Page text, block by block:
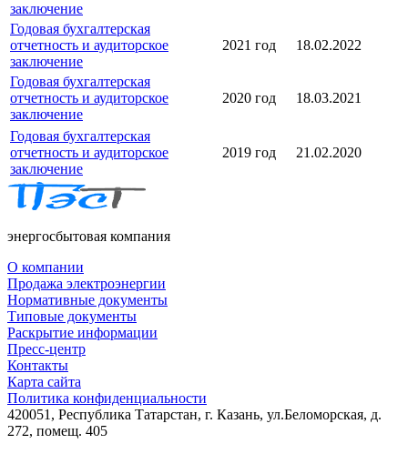
заключение
Годовая бухгалтерская
отчетность и аудиторское
заключение
2021 год 18.02.2022
Годовая бухгалтерская
отчетность и аудиторское
заключение
2020 год 18.03.2021
Годовая бухгалтерская
отчетность и аудиторское
заключение
2019 год 21.02.2020
энергосбытовая компания
О компании
Продажа электроэнергии
Нормативные документы
Типовые документы
Раскрытие информации
Пресс-центр
Контакты
Карта сайта
Политика конфиденциальности
420051, Республика Татарстан, г. Казань, ул.Беломорская, д.
272, помещ. 405